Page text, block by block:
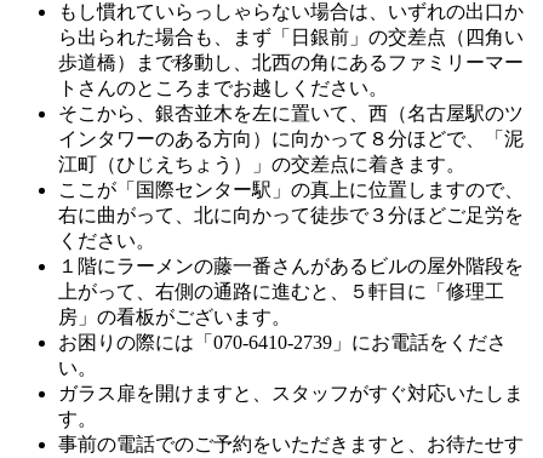
もし慣れていらっしゃらない場合は、いずれの出口か
ら出られた場合も、まず「日銀前」の交差点（四角い
歩道橋）まで移動し、北西の角にあるファミリーマー
トさんのところまでお越しください。
そこから、銀杏並木を左に置いて、西（名古屋駅のツ
インタワーのある方向）に向かって８分ほどで、「泥
江町（ひじえちょう）」の交差点に着きます。
ここが「国際センター駅」の真上に位置しますので、
右に曲がって、北に向かって徒歩で３分ほどご足労を
ください。
１階にラーメンの藤一番さんがあるビルの屋外階段を
上がって、右側の通路に進むと、５軒目に「修理工
房」の看板がございます。
お困りの際には「070-6410-2739」にお電話をくださ
い。
ガラス扉を開けますと、スタッフがすぐ対応いたしま
す。
事前の電話でのご予約をいただきますと、お待たせす